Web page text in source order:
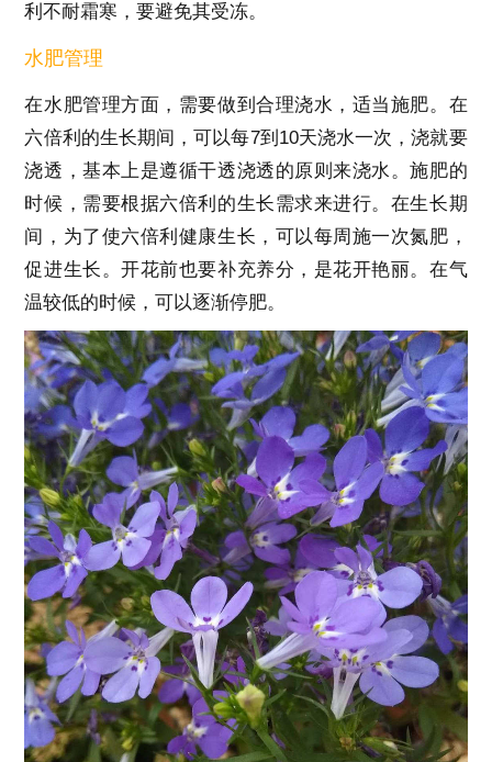
利不耐霜寒，要避免其受冻。
水肥管理
在水肥管理方面，需要做到合理浇水，适当施肥。在
六倍利的生长期间，可以每7到10天浇水一次，浇就要
浇透，基本上是遵循干透浇透的原则来浇水。施肥的
时候，需要根据六倍利的生长需求来进行。在生长期
间，为了使六倍利健康生长，可以每周施一次氮肥，
促进生长。开花前也要补充养分，是花开艳丽。在气
温较低的时候，可以逐渐停肥。